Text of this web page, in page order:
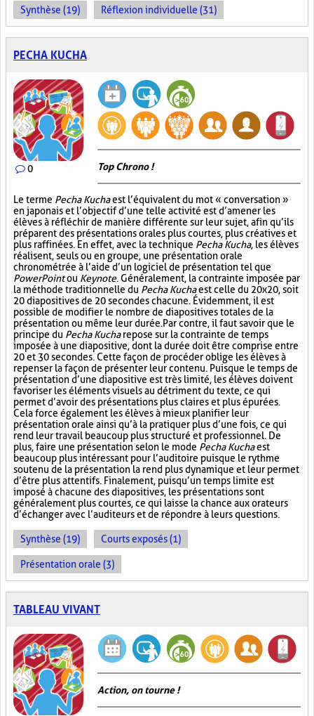
Synthèse (19) Réflexion individuelle (31)
PECHA KUCHA
0 Top Chrono !
Le terme Pecha Kuchaest l’équivalent du mot « conversation »
en japonais et l’objectif d’une telle activité est d’amener les
élèves à réfléchir de manière différente sur leur sujet, afin qu’ils
préparent des présentations orales plus courtes, plus créatives et
plus raffinées. En effet, avec la technique Pecha Kucha, les élèves
réalisent, seuls ou en groupe, une présentation orale
chronométrée à l’aide d’un logiciel de présentation tel que
PowerPointou Keynote. Généralement, la contrainte imposée par
la méthode traditionnelle du Pecha Kuchaest celle du 20x20, soit
20 diapositives de 20 secondes chacune. Évidemment, il est
possible de modifier le nombre de diapositives totales de la
présentation ou même leur durée. Par contre, il faut savoir que le
principe du Pecha Kucharepose sur la contrainte de temps
imposée à une diapositive, dont la durée doit être comprise entre
20 et 30 secondes. Cette façon de procéder oblige les élèves à
repenser la façon de présenter leur contenu. Puisque le temps de
présentation d’une diapositive est très limité, les élèves doivent
favoriser les éléments visuels au détriment du texte, ce qui
permet d’avoir des présentations plus claires et plus épurées.
Cela force également les élèves à mieux planifier leur
présentation orale ainsi qu’à la pratiquer plus d’une fois, ce qui
rend leur travail beaucoup plus structuré et professionnel. De
plus, faire une présentation selon le mode Pecha Kuchaest
beaucoup plus intéressant pour l’auditoire puisque le rythme
soutenu de la présentation la rend plus dynamique et leur permet
d’être plus attentifs. Finalement, puisqu’un temps limite est
imposé à chacune des diapositives, les présentations sont
généralement plus courtes, ce qui laisse la chance aux orateurs
d’échanger avec l’auditeurs et de répondre à leurs questions.
Synthèse (19) Courts exposés (1)
Présentation orale (3)
TABLEAU VIVANT
Action, on tourne !